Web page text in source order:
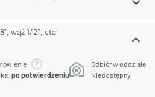
wąż 1/2", stal
po potwierdzeniu
Odbiór w oddziale
Niedostępny